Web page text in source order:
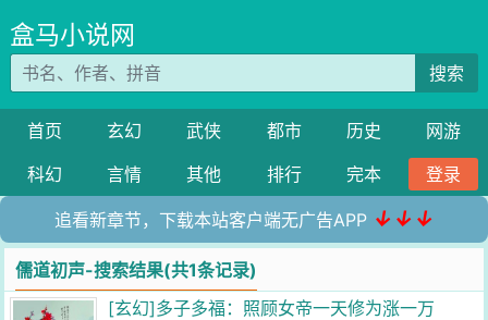
盒马小说网
搜索
首页 玄幻 武侠 都市 历史
网游
科幻
言情 其他 排行 完本 登录
追看新章节，下载本站客户端无广告APP ↓↓↓
儒道初声-搜索结果(共1条记录)
[玄幻]多子多福：照顾女帝一天修为涨一万